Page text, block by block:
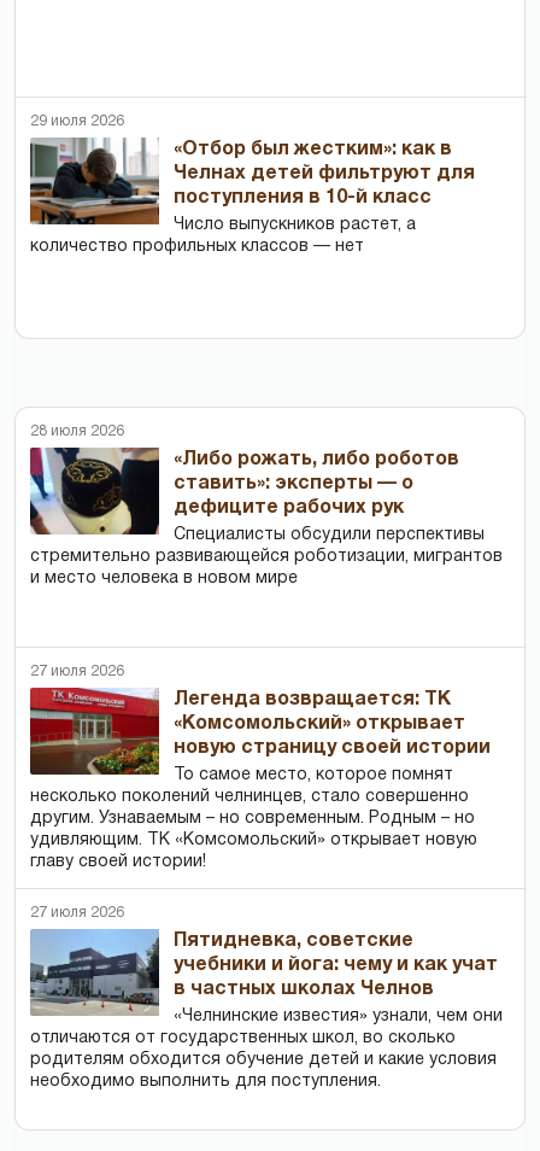
29 июля 2026
«Отбор был жестким»: как в
Челнах детей фильтруют для
поступления в 10-й класс
Число выпускников растет, а
количество профильных классов — нет
28 июля 2026
«Либо рожать, либо роботов
ставить»: эксперты — о
дефиците рабочих рук
Специалисты обсудили перспективы
стремительно развивающейся роботизации, мигрантов
и место человека в новом мире
27 июля 2026
Легенда возвращается: ТК
«Комсомольский» открывает
новую страницу своей истории
То самое место, которое помнят
несколько поколений челнинцев, стало совершенно
другим. Узнаваемым – но современным. Родным – но
удивляющим. ТК «Комсомольский» открывает новую
главу своей истории!
27 июля 2026
Пятидневка, советские
учебники и йога: чему и как учат
в частных школах Челнов
«Челнинские известия» узнали, чем они
отличаются от государственных школ, во сколько
родителям обходится обучение детей и какие условия
необходимо выполнить для поступления.